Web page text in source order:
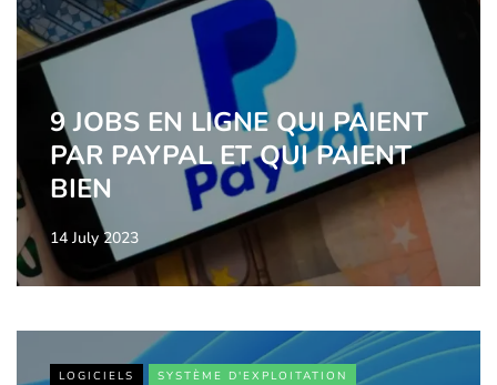
9 JOBS EN LIGNE QUI PAIENT
PAR PAYPAL ET QUI PAIENT
BIEN
14 July 2023
LOGICIELS
SYSTÈME D'EXPLOITATION